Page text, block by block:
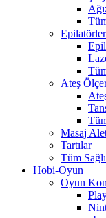
Ateş
Masaj
Tartılar
Tüm
Hobi-Oyun
Oyun